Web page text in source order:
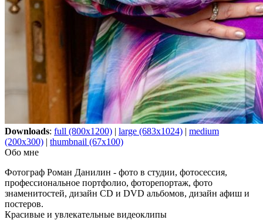
Downloads: full (800x1200) | large (683x1024) | medium
(200x300) | thumbnail (67x100)
Обо мне
Фотограф Роман Данилин - фото в студии, фотосессия,
профессиональное портфолио, фоторепортаж, фото
знаменитостей, дизайн CD и DVD альбомов, дизайн афиш и
постеров.
Красивые и увлекательные видеоклипы